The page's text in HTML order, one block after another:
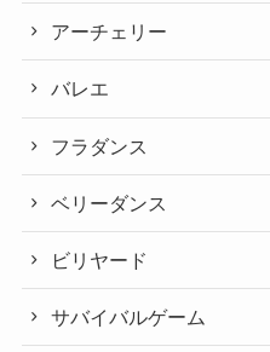
アーチェリー
バレエ
フラダンス
ベリーダンス
ビリヤード
サバイバルゲーム